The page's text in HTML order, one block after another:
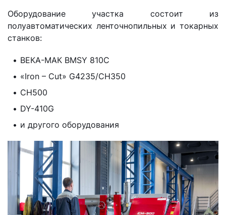
Оборудование участка состоит из
полуавтоматических ленточнопильных и токарных
станков:
ВЕКА-МАК BMSY 810C
«Iron – Cut» G4235/СН350
СН500
DY-410G
и другого оборудования